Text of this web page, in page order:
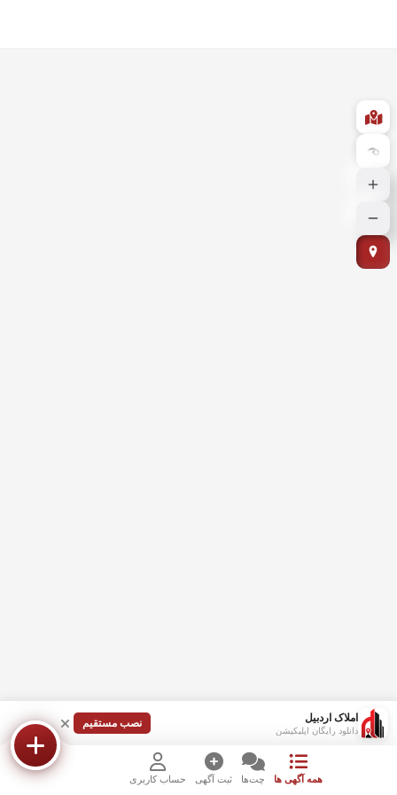
املاک اردبیل
دانلود رایگان اپلیکیشن
نصب مستقیم
همه آگهی ها چت‌ها ثبت آگهی حساب کاربری